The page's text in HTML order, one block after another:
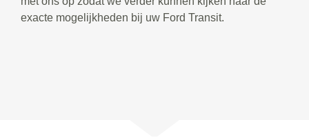
exacte mogelijkheden bij uw Ford Transit.